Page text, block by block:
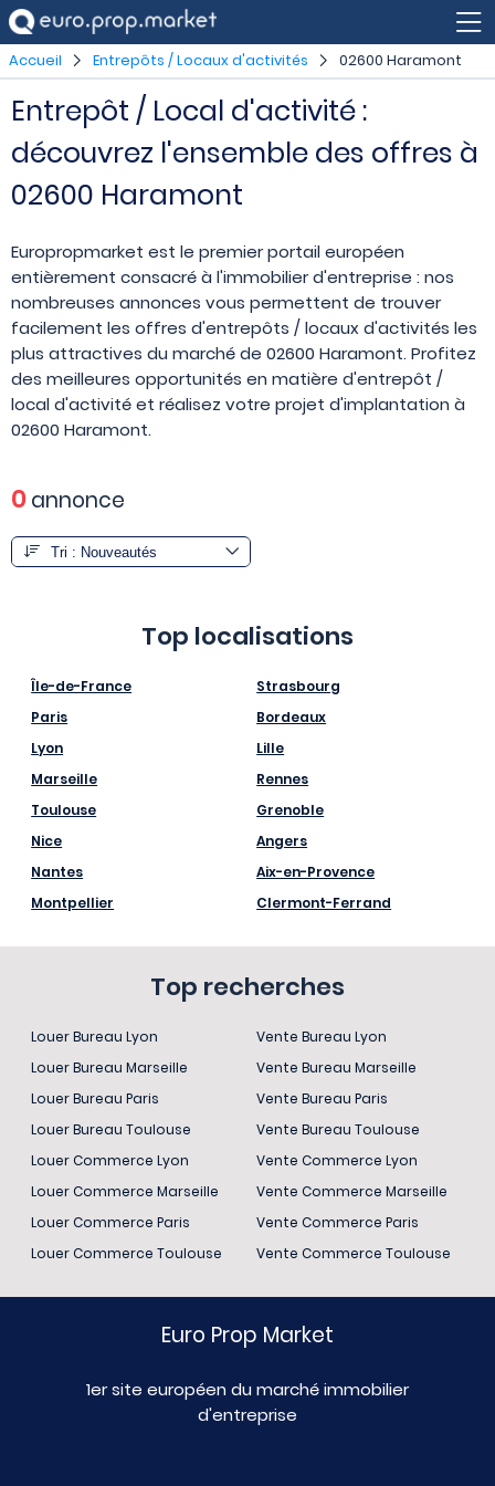
Accueil Entrepôts / Locaux d'activités 02600 Haramont
Entrepôt / Local d'activité :
découvrez l'ensemble des offres à
02600 Haramont
Europropmarket est le premier portail européen
entièrement consacré à l'immobilier d'entreprise : nos
nombreuses annonces vous permettent de trouver
facilement les offres d'entrepôts / locaux d'activités les
plus attractives du marché de 02600 Haramont. Profitez
des meilleures opportunités en matière d'entrepôt /
local d'activité et réalisez votre projet d'implantation à
02600 Haramont.
0annonce
Top localisations
Île-de-France
Paris
Lyon
Marseille
Toulouse
Nice
Nantes
Montpellier
Strasbourg
Bordeaux
Lille
Rennes
Grenoble
Angers
Aix-en-Provence
Clermont-Ferrand
Top recherches
Louer Bureau Lyon
Louer Bureau Marseille
Louer Bureau Paris
Louer Bureau Toulouse
Louer Commerce Lyon
Louer Commerce Marseille
Louer Commerce Paris
Louer Commerce Toulouse
Vente Bureau Lyon
Vente Bureau Marseille
Vente Bureau Paris
Vente Bureau Toulouse
Vente Commerce Lyon
Vente Commerce Marseille
Vente Commerce Paris
Vente Commerce Toulouse
Euro Prop Market
1er site européen du marché immobilier
d'entreprise